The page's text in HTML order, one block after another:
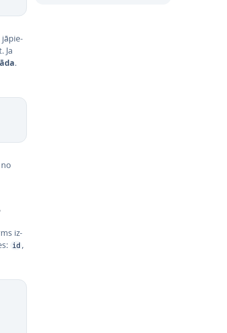
jā­pie­
Ja
.
iz­
id ,